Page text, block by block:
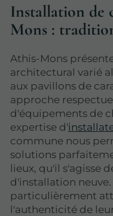
Installation de
Mons :
Athis-Mons
architectural varié
aux pavillons de
approche
d'équipements de
expertise d'
commune nous
solutions
lieux, qu'il s'agisse
d'installation
particulièrement
l'authenticité de